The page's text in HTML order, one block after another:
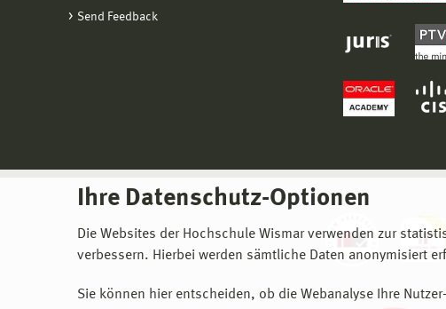
Ihre Datenschutz-Optionen
Die Websites der Hochschule Wismar verwenden zur
verbessern. Hierbei werden sämtliche Daten anonymisiert
Sie können hier entscheiden, ob die Webanalyse Ihre
Send Feedback